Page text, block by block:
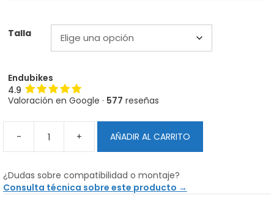
Talla
Endubikes
4.9
Valoración en Google · 577 reseñas
-
Protecciones
de
FOX
Enduro
+ AÑADIR AL CARRITO
¿Dudas sobre compatibilidad o montaje?
Consulta técnica sobre este producto →